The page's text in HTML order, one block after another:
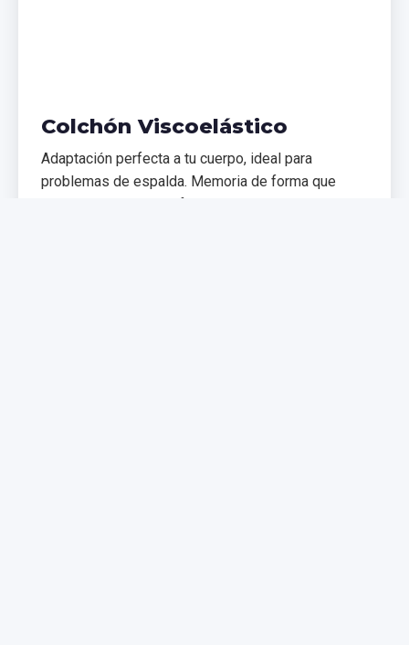
Colchón Viscoelástico
Adaptación perfecta a tu cuerpo, ideal para
problemas de espalda. Memoria de forma que
distribuye el peso uniformemente.